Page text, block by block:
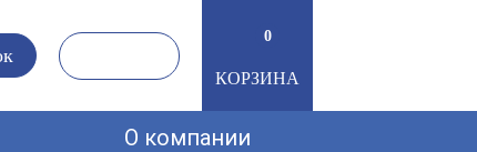
0
КОРЗИНА
О компании